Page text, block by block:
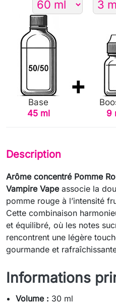
Base
45 ml
9
Description
Arôme concentré Pomme
Vampire Vapeassocie la
pomme rouge à l’intensité
Cette combinaison
et équilibré, où les notes
rencontrent une légère
gourmande et
Informations
Volume : 30 ml